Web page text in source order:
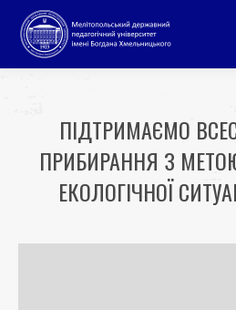
ПІДТРИМАЄМО
ПРИБИРАННЯ З
ЕКОЛОГІЧНОЇ